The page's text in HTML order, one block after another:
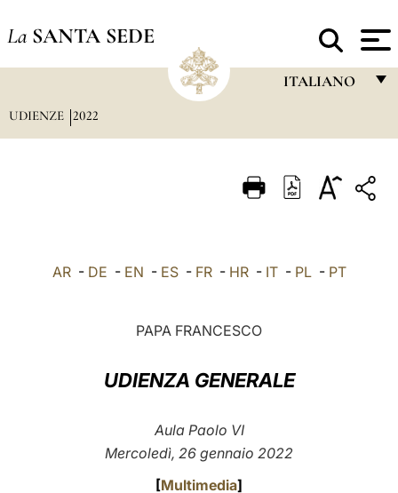
La SANTA SEDE
ITALIANO
ITALIANO
中文
UDIENZE 2022
AR- DE - EN - ES- FR- HR- IT- PL- PT
PAPA FRANCESCO
UDIENZA GENERALE
Aula Paolo VI
Mercoledì, 26 gennaio 2022
[Multimedia]